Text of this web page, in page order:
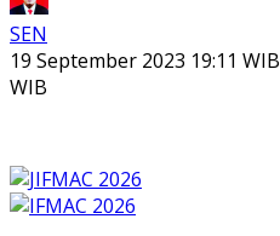
SEN
19 September 2023 19:11 WIB
WIB